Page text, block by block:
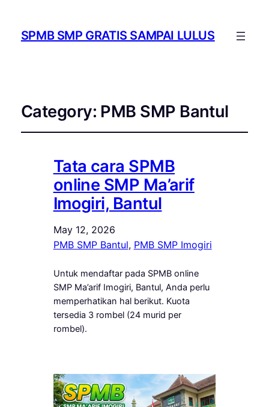
SPMB SMP GRATIS SAMPAI LULUS
Category: PMB SMP Bantul
Tata cara SPMB
online SMP Ma’arif
Imogiri, Bantul
May 12, 2026
PMB SMP Bantul, PMB SMP Imogiri
Untuk mendaftar pada SPMB online
SMP Ma’arif Imogiri, Bantul, Anda perlu
memperhatikan hal berikut. Kuota
tersedia 3 rombel (24 murid per
rombel).